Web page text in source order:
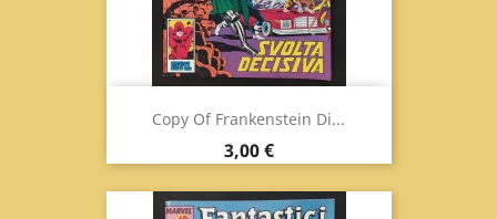
Copy Of Frankenstein Di...
Prix
3,00 €